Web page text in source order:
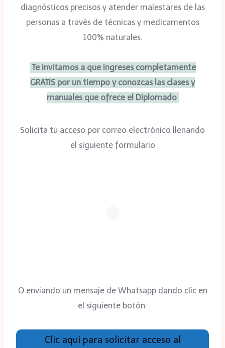
diagnósticos precisos y atender malestares de las
personas a través de técnicas y medicamentos
100% naturales.
Te invitamos a que ingreses completamente
GRATIS por un tiempo y conozcas las clases y
manuales que ofrece el Diplomado
Solicita tu acceso por correo electrónico llenando
el siguiente formulario
O enviando un mensaje de Whatsapp dando clic en
el siguiente botón:
Clic aquí para solicitar acceso al